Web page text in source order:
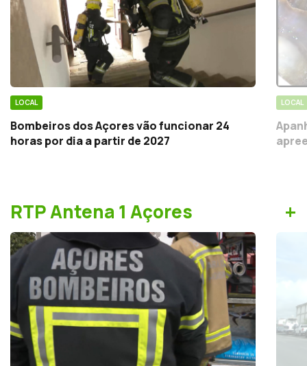
LOCAL
Bombeiros dos Açores vão funcionar 24
horas por dia a partir de 2027
LOCAL
RTP Antena 1 Açores +